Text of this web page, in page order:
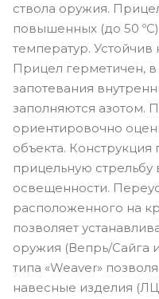
ствола оружия.
повышенных (до 50
температур.
Прицел герметичен,
запотевания
заполняются азотом.
ориентировочно
объекта.
прицельную стрельбу
освещенности.
расположенного на
позволяет
оружия (Вепрь/Сайга
типа «Weaver»
навесные изделия